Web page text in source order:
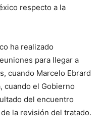
respecto a la
ha realizado
para llegar a
cuando Marcelo Ebrard
cuando el Gobierno
del encuentro
la revisión del tratado.